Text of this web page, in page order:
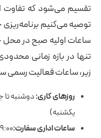
تقسیم می‌شود که تفاوت
توصیه می‌کنیم برنامه‌ریزی
ساعات اولیه صبح در
تنها در بازه زمانی
زیر، ساعات فعالیت رسمی
روزهای کاری:دوشنبه
یکشنبه)
ساعات اداری سفارت:۰۹:۰۰ الی ۱۲:۰۰ و